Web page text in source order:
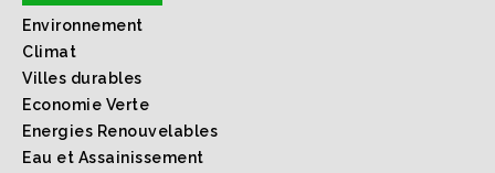
Environnement
Climat
Villes durables
Economie Verte
Energies Renouvelables
Eau et Assainissement